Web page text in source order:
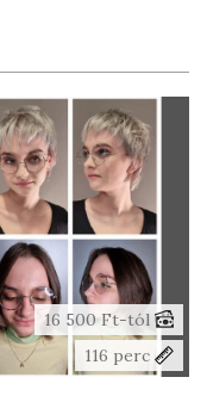
16 500 Ft-tól
116 perc